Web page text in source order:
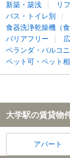
新築・築浅 リ
バス・トイレ別
食器洗浄乾燥機（
バリアフリー
ベランダ・バルコ
ペット可・ペット
大学駅の賃貸物
アパート